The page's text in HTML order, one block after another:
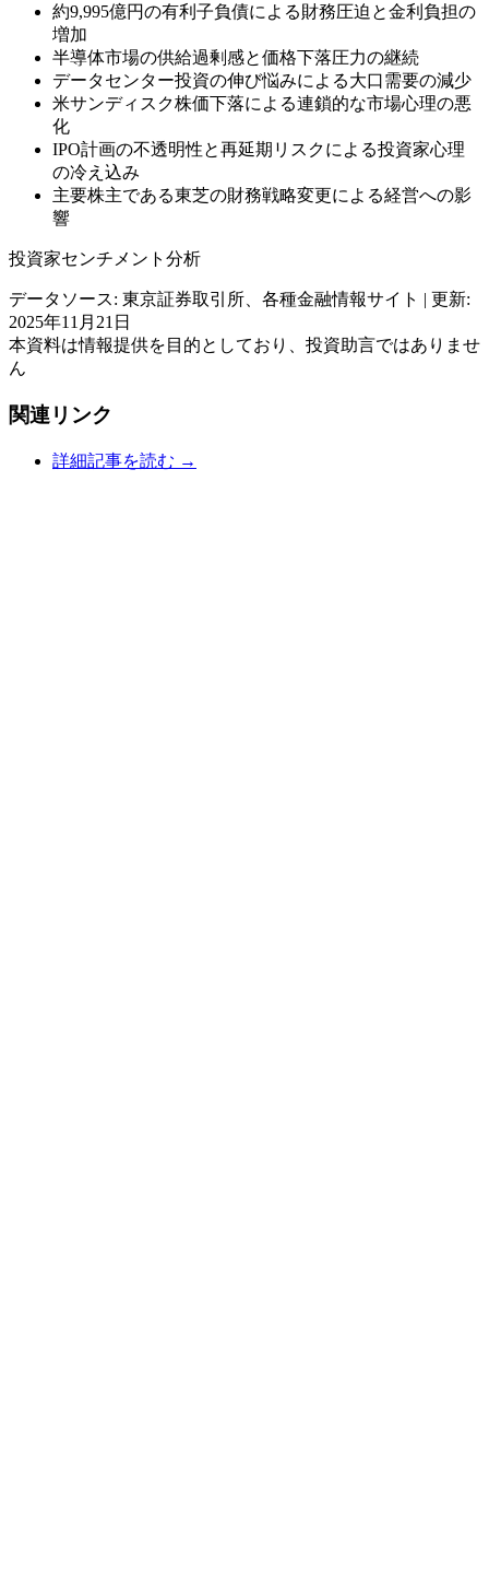
約9,995億円の有利子負債による財務圧迫と金利負担の
増加
半導体市場の供給過剰感と価格下落圧力の継続
データセンター投資の伸び悩みによる大口需要の減少
米サンディスク株価下落による連鎖的な市場心理の悪
化
IPO計画の不透明性と再延期リスクによる投資家心理
の冷え込み
主要株主である東芝の財務戦略変更による経営への影
響
投資家センチメント分析
データソース: 東京証券取引所、各種金融情報サイト | 更新:
2025年11月21日
本資料は情報提供を目的としており、投資助言ではありませ
ん
関連リンク
詳細記事を読む →